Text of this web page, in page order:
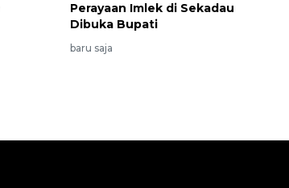
Perayaan Imlek di Sekadau
Dibuka Bupati
baru saja